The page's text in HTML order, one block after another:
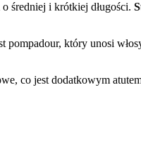
średniej i krótkiej długości.
który unosi
co jest dodatkowym